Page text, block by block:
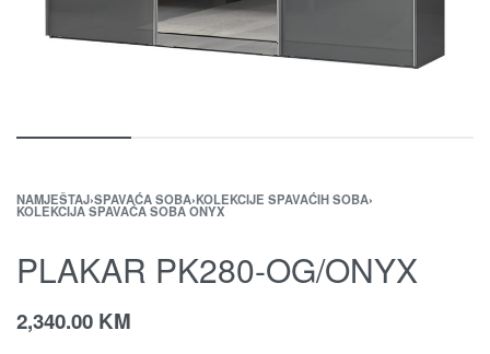
NAMJEŠTAJ›SPAVAĆA SOBA›KOLEKCIJE SPAVAĆIH SOBA›
KOLEKCIJA SPAVAĆA SOBA ONYX
PLAKAR PK280-OG/ONYX
2,340.00 KM